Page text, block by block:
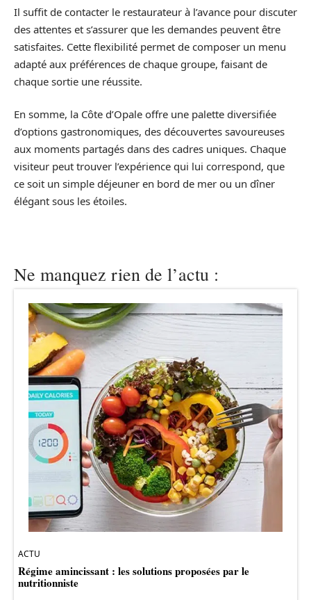
Il suffit de contacter le restaurateur à l’avance pour discuter
des attentes et s’assurer que les demandes peuvent être
satisfaites. Cette flexibilité permet de composer un menu
adapté aux préférences de chaque groupe, faisant de
chaque sortie une réussite.
En somme, la Côte d’Opale offre une palette diversifiée
d’options gastronomiques, des découvertes savoureuses
aux moments partagés dans des cadres uniques. Chaque
visiteur peut trouver l’expérience qui lui correspond, que
ce soit un simple déjeuner en bord de mer ou un dîner
élégant sous les étoiles.
Ne manquez rien de l’actu :
ACTU
Régime amincissant : les solutions proposées par le
nutritionniste